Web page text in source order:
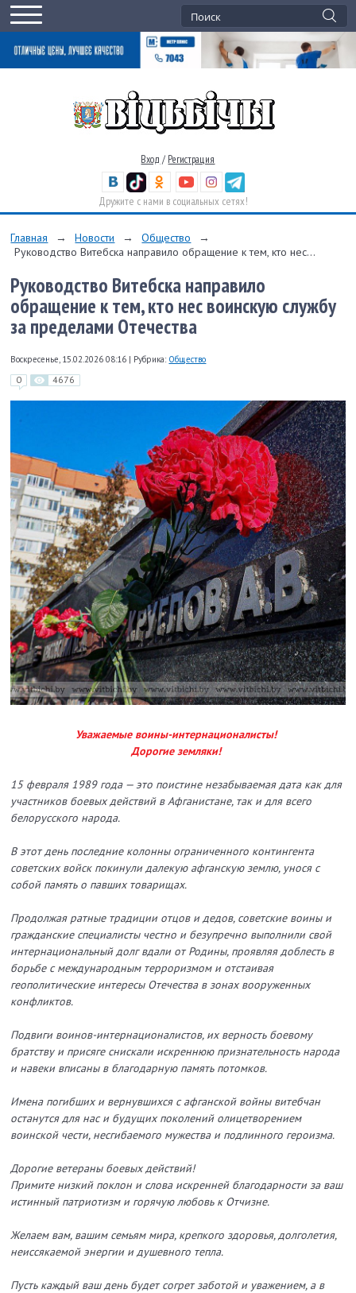
Вход / Регистрация
Дружите с нами в социальных сетях!
Главная → Новости → Общество
→
Руководство Витебска направило обращение к тем, кто нес...
Руководство Витебска направило
обращение к тем, кто нес воинскую службу
за пределами Отечества
Воскресенье, 15.02.2026 08:16 | Рубрика: Общество
0 4676
Уважаемые воины-интернационалисты!
Дорогие земляки!
15 февраля 1989 года — это поистине незабываемая дата как для
участников боевых действий в Афганистане, так и для всего
белорусского народа.
В этот день последние колонны ограниченного контингента
советских войск покинули далекую афганскую землю, унося с
собой память о павших товарищах.
Продолжая ратные традиции отцов и дедов, советские воины и
гражданские специалисты честно и безупречно выполнили свой
интернациональный долг вдали от Родины, проявляя доблесть в
борьбе с международным терроризмом и отстаивая
геополитические интересы Отечества в зонах вооруженных
конфликтов.
Подвиги воинов-интернационалистов, их верность боевому
братству и присяге снискали искреннюю признательность народа
и навеки вписаны в благодарную память потомков.
Имена погибших и вернувшихся с афганской войны витебчан
останутся для нас и будущих поколений олицетворением
воинской чести, несгибаемого мужества и подлинного героизма.
Дорогие ветераны боевых действий!
Примите низкий поклон и слова искренней благодарности за ваш
истинный патриотизм и горячую любовь к Отчизне.
Желаем вам, вашим семьям мира, крепкого здоровья, долголетия,
неиссякаемой энергии и душевного тепла.
Пусть каждый ваш день будет согрет заботой и уважением, а в